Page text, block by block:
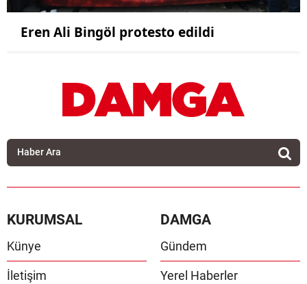
Eren Ali Bingöl protesto edildi
KURUMSAL
Künye
İletişim
DAMGA
Gündem
Yerel Haberler